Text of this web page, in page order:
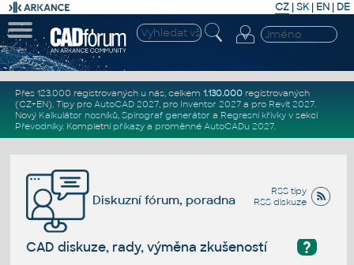
CZ | SK| EN | DE
Přes 123.000 registrovaných u nás, celkem 1.130.000registrovaných
(CZ+EN). Tipy pro AutoCAD 2027, pro Inventor 2027a pro Revit 2027.
Nový Kalkulátor nosníků, Spirograf generátor a Regresní křivkyv sekci
Převodníky. Kompletní příkazya proměnné AutoCADu 2027.
RSS tipy
RSS diskuze
Diskuzní fórum, poradna
?
CAD diskuze, rady, výměna zkušeností